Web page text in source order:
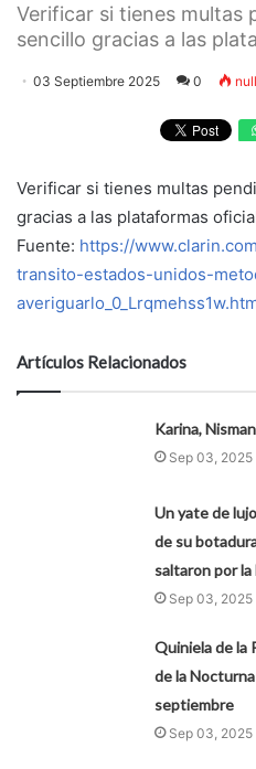
Verificar si tienes multas
sencillo gracias a las
03 Septiembre 2025 0 null
Verificar si tienes multas
gracias a las plataformas
Fuente: https://
transito-estados-unidos-
Artículos Relacionados
Karina,
Sep 03, 2025
Un yate de
de su
saltaron por la
Sep 03, 2025
Quiniela de la
de la
septiembre
Sep 03, 2025